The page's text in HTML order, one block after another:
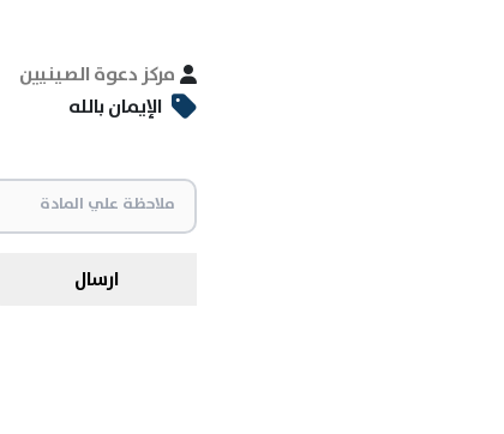
مركز دعوة الصينيين
الإيمان بالله
ارسال